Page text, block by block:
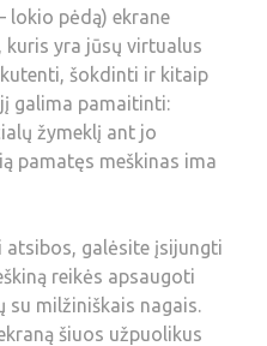
lokio pėdą) ekrane
yra jūsų virtualus
šokdinti ir kitaip
galima pamaitinti:
žymeklį ant jo
pamatęs meškinas ima
galėsite įsijungti
reikės apsaugoti
su milžiniškais nagais.
šiuos užpuolikus